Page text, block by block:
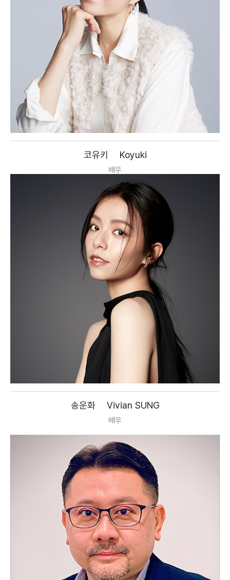
코유키 Koyuki
배우
송운화 Vivian SUNG
배우